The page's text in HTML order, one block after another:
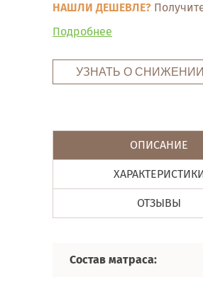
НАШЛИ ДЕШЕВЛЕ?
Подробнее
УЗНАТЬ О
ОПИСАНИЕ
ОТЗЫВЫ
Состав матраса: